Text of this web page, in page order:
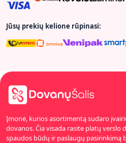
Jūsų prekių kelione rūpinasi:
Įmonė, kurios asortimentą sudaro
dovanos. Čia visada rasite platų verslo
spaudos būdų ir paslaugų pasirinkimą